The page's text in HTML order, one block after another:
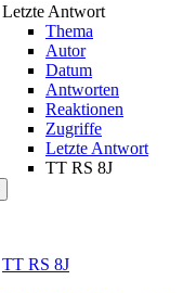
Letzte Antwort
Thema
Autor
Datum
Antworten
Reaktionen
Zugriffe
Letzte Antwort
TT RS 8J
TT RS 8J